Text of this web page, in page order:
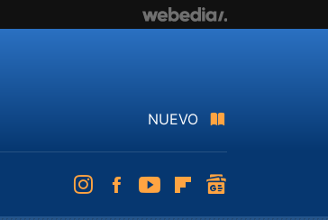
NUEVO
InstagramFacebookYoutubeFlipboard